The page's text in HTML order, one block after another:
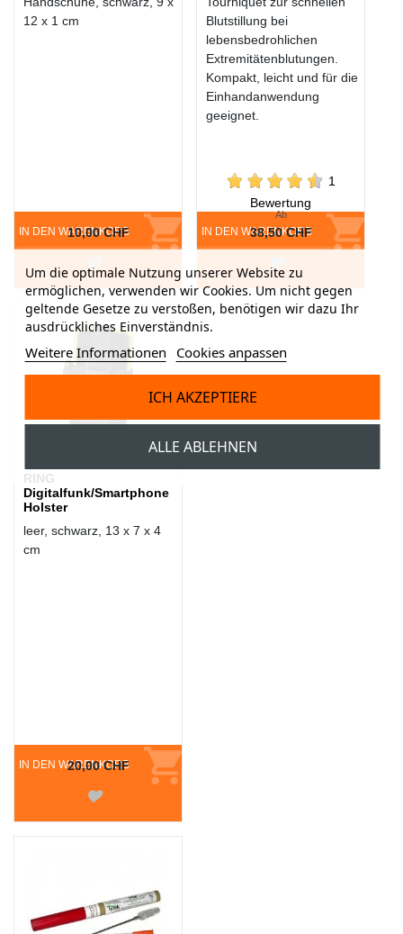
12 x 1 cm
IN DEN WARENKORB
10,00 CHF
Blutstillung bei
lebensbedrohlichen
Extremitätenblutungen.
Kompakt, leicht und für die
Einhandanwendung
geeignet.
IN DEN WARENKORB
Ab
38,50 CHF
1
Bewertung
RING
Digitalfunk/Smartphone
Holster
leer, schwarz, 13 x 7 x 4
cm
IN DEN WARENKORB
20,00 CHF
Um die optimale Nutzung unserer Website zu
ermöglichen, verwenden wir Cookies. Um nicht gegen
geltende Gesetze zu verstoßen, benötigen wir dazu Ihr
ausdrückliches Einverständnis.
Weitere Informationen Cookies anpassen
ALLE ABLEHNEN
ICH AKZEPTIERE